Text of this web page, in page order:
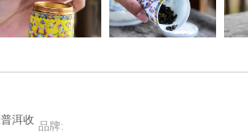
洱收
品牌: